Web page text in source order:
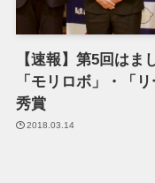
【速報】第5回は
「モリロボ」・「
秀賞
2018.03.14